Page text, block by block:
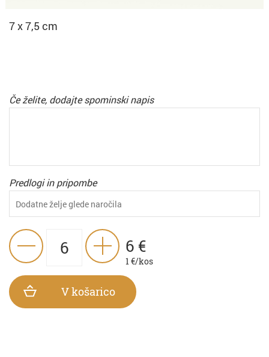
7 x 7,5 cm
Če želite, dodajte spominski napis
Predlogi in pripombe
6 €
1 €/kos
V košarico